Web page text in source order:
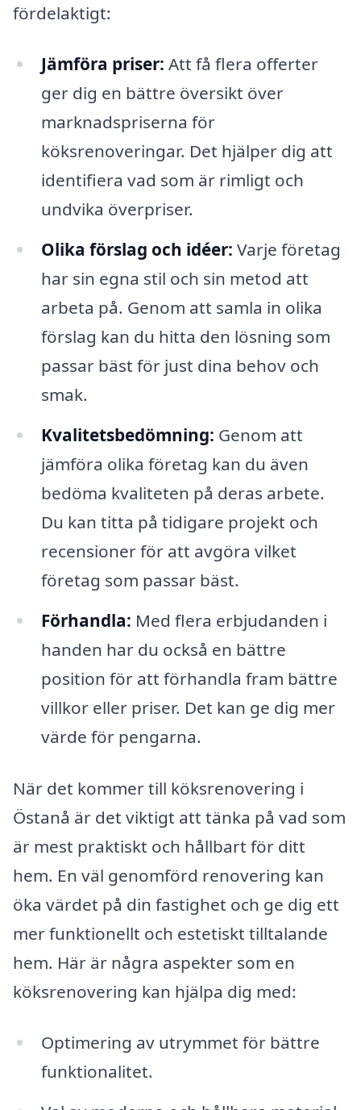
fördelaktigt:
Jämföra priser: Att få flera offerter
ger dig en bättre översikt över
marknadspriserna för
köksrenoveringar. Det hjälper dig att
identifiera vad som är rimligt och
undvika överpriser.
Olika förslag och idéer: Varje företag
har sin egna stil och sin metod att
arbeta på. Genom att samla in olika
förslag kan du hitta den lösning som
passar bäst för just dina behov och
smak.
Kvalitetsbedömning: Genom att
jämföra olika företag kan du även
bedöma kvaliteten på deras arbete.
Du kan titta på tidigare projekt och
recensioner för att avgöra vilket
företag som passar bäst.
Förhandla: Med flera erbjudanden i
handen har du också en bättre
position för att förhandla fram bättre
villkor eller priser. Det kan ge dig mer
värde för pengarna.
När det kommer till köksrenovering i
Östanå är det viktigt att tänka på vad som
är mest praktiskt och hållbart för ditt
hem. En väl genomförd renovering kan
öka värdet på din fastighet och ge dig ett
mer funktionellt och estetiskt tilltalande
hem. Här är några aspekter som en
köksrenovering kan hjälpa dig med:
Optimering av utrymmet för bättre
funktionalitet.